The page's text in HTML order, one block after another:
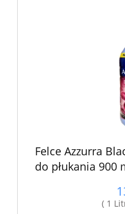
Felce Azzurra
do płukania 900
( 1